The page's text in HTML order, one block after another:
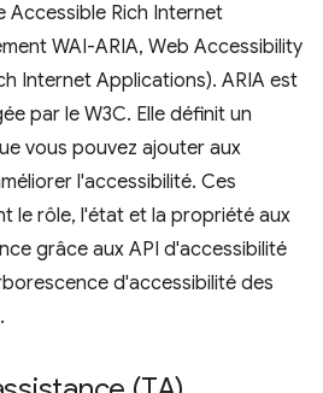
Accessible Rich Internet
WAI-ARIA, Web Accessibility
Internet Applications). ARIA est
par le W3C. Elle définit un
vous pouvez ajouter aux
l'accessibilité. Ces
le rôle, l'état et la propriété aux
grâce aux API d'accessibilité
d'accessibilité des